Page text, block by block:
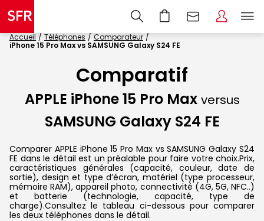
Accueil Téléphones
Comparateur
iPhone 15 Pro Max vs SAMSUNG Galaxy S24 FE
Comparatif
APPLE iPhone 15 Pro Max versus
SAMSUNG Galaxy S24 FE
Comparer APPLE iPhone 15 Pro Max vs SAMSUNG Galaxy S24
FE dans le détail est un préalable pour faire votre choix.Prix,
caractéristiques générales (capacité, couleur, date de
sortie), design et type d’écran, matériel (type processeur,
mémoire RAM), appareil photo, connectivité (4G, 5G, NFC..)
et batterie (technologie, capacité, type de
charge).Consultez le tableau ci-dessous pour comparer
les deux téléphones dans le détail.